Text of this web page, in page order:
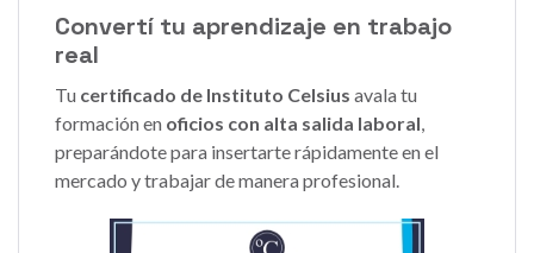
Convertí tu aprendizaje en trabajo
real
Tu certificado de Instituto Celsius avala tu
formación en oficios con alta salida laboral,
preparándote para insertarte rápidamente en el
mercado y trabajar de manera profesional.